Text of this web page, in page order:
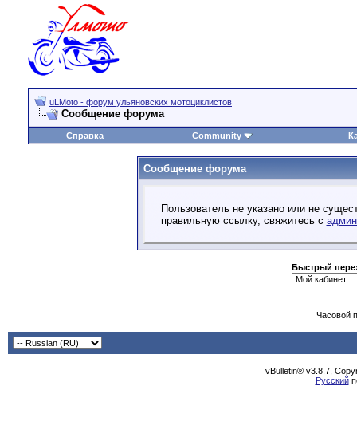
uLMoto - форум ульяновских мотоциклистов
Сообщение форума
Справка Community
Сообщение форума
Пользователь не указано или не
правильную ссылку, свяжитесь с
Быстрый
Часовой
vBulletin® v3.8.7,
Русский